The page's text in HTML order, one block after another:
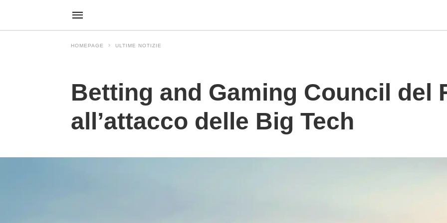
HOMEPAGE ULTIME NOTIZIE
Betting and Gaming Council del
all’attacco delle Big Tech